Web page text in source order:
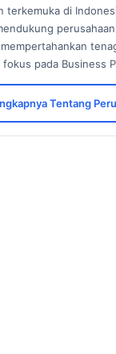
terkemuka di
pada Business
Tentang